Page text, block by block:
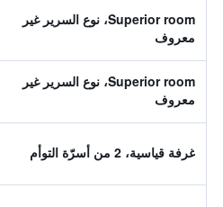
Superior room، نوع السرير غير
معروف
Superior room، نوع السرير غير
معروف
غرفة قياسية، 2 من أسرّة التوأم